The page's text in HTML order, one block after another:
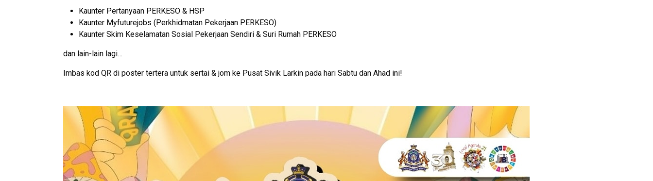
Kaunter Pertanyaan PERKESO & HSP
Kaunter Myfuturejobs (Perkhidmatan Pekerjaan PERKESO)
Kaunter Skim Keselamatan Sosial Pekerjaan Sendiri & Suri Rumah PERKESO
dan lain-lain lagi…
Imbas kod QR di poster tertera untuk sertai & jom ke Pusat Sivik Larkin pada hari Sabtu dan Ahad ini!